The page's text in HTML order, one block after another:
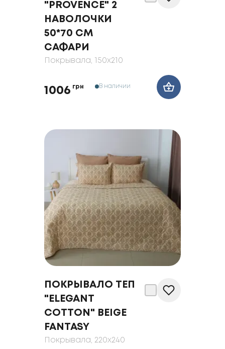
"PROVENCE" 2
НАВОЛОЧКИ
50*70 СМ
САФАРИ
Покрывала, 150x210
1006 грн В наличии
ПОКРЫВАЛО ТЕП
"ELEGANT
COTTON" BEIGE
FANTASY
Покрывала, 220x240